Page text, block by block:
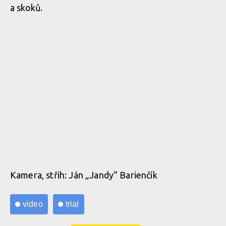
a skoků.
Kamera, střih: Ján „Jandy“ Barienčík
video trial